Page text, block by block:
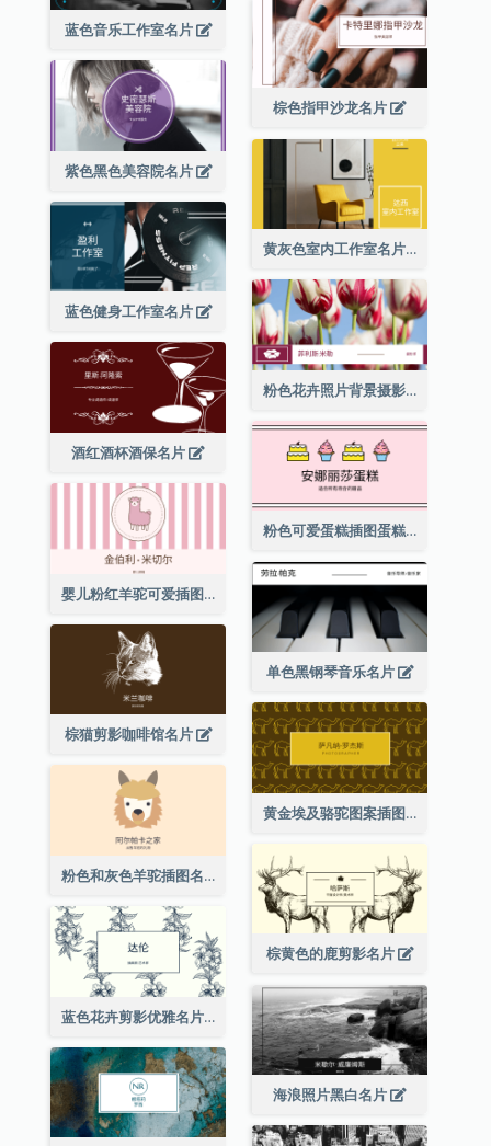
蓝色音乐工作室名片
棕色指甲沙龙名片
紫色黑色美容院名片
黄灰色室内工作室名片
蓝色健身工作室名片
粉色花卉照片背景摄影师名片
酒红酒杯酒保名片
粉色可爱蛋糕插图蛋糕店名片
婴儿粉红羊驼可爱插图名片
单色黑钢琴音乐名片
棕猫剪影咖啡馆名片
黄金埃及骆驼图案插图名片
粉色和灰色羊驼插图名片
棕黄色的鹿剪影名片
蓝色花卉剪影优雅名片
海浪照片黑白名片